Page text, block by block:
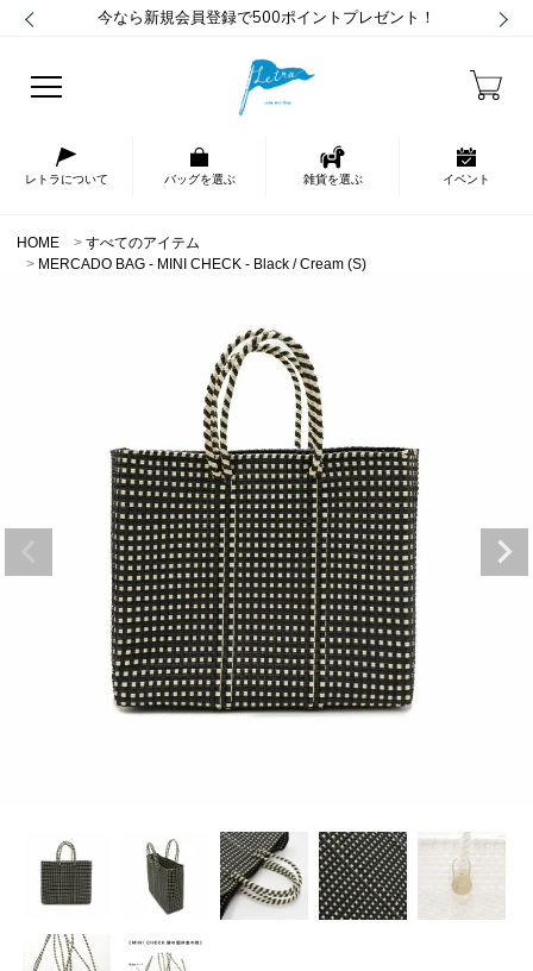
今なら新規会員登録で500ポイントプレゼント！
レトラについて バッグを選ぶ 雑貨を選ぶ イベント
HOME
すべてのアイテム
MERCADO BAG - MINI CHECK - Black / Cream (S)